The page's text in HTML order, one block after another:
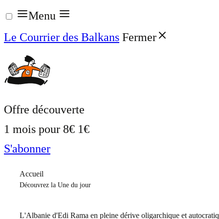
Aller
au
contenu
Menu
Le Courrier des Balkans Fermer
Offre découverte
1 mois pour 8€ 1€
S'abonner
Accueil
Découvrez la Une du jour
L'Albanie d'Edi Rama en pleine dérive oligarchique et